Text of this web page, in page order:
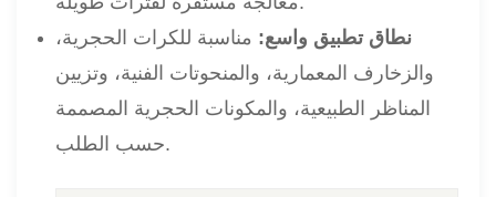
نطاق تطبيق واسع: مناسبة للكرات الحجرية،
والزخارف المعمارية، والمنحوتات الفنية، وتزيين
المناظر الطبيعية، والمكونات الحجرية المصممة
حسب الطلب.